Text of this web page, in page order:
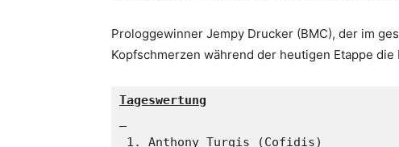
Prologgewinner Jempy Drucker (BMC), der im
Kopfschmerzen während der heutigen Etappe
Tageswertung
1. Anthony Turgis (Cofidis)